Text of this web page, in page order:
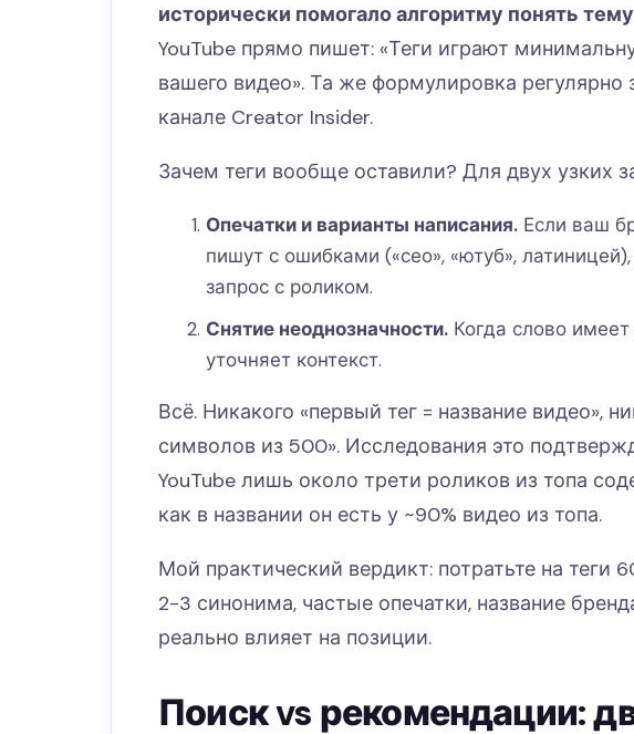
исторически помогало алгоритму понять
YouTube прямо пишет: «Теги играют
вашего видео». Та же формулировка регулярно
канале Creator Insider.
Зачем теги вообще оставили? Для двух узких
Опечатки и варианты написания.Если ваш
пишут с ошибками («сео», «ютуб»,
запрос с роликом.
Снятие неоднозначности.Когда слово имеет
уточняет контекст.
Всё. Никакого «первый тег = название видео»,
символов из 500». Исследования это
YouTube лишь около трети роликов из топа
как в названии он есть у ~90% видео из топа.
Мой практический вердикт: потратьте на теги
2-3 синонима, частые опечатки, название
реально влияет на позиции.
Поиск vs рекомендации: